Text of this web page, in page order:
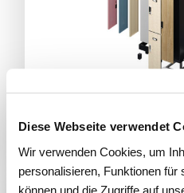
Diese Webseite verwendet
Wir verwenden Cookies, um
personalisieren, Funktionen für
können und die Zugriffe auf